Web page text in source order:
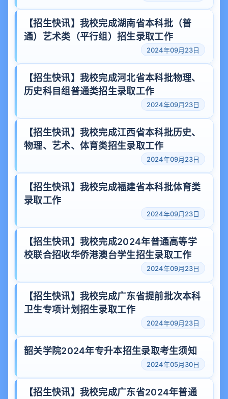
【招生快讯】我校完成湖南省本科批（普
通）艺术类（平行组）招生录取工作
2024年09月23日
【招生快讯】我校完成河北省本科批物理、
历史科目组普通类招生录取工作
2024年09月23日
【招生快讯】我校完成江西省本科批历史、
物理、艺术、体育类招生录取工作
2024年09月23日
【招生快讯】我校完成福建省本科批体育类
录取工作
2024年09月23日
【招生快讯】我校完成2024年普通高等学
校联合招收华侨港澳台学生招生录取工作
2024年09月23日
【招生快讯】我校完成广东省提前批次本科
卫生专项计划招生录取工作
2024年09月23日
韶关学院2024年专升本招生录取考生须知
2024年05月30日
【招生快讯】我校完成广东省2024年普通